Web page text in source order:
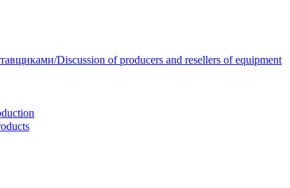
Discussion of producers and resellers of equipment